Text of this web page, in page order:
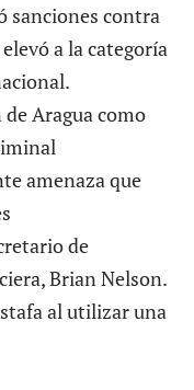
sanciones contra
a la categoría
Aragua como
amenaza que
de
Brian Nelson.